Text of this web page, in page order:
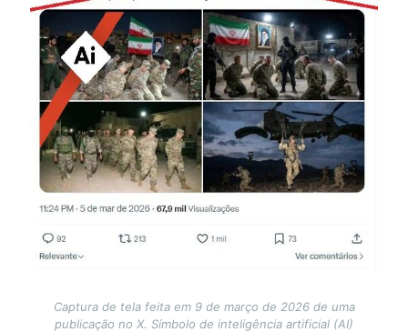
Captura de tela feita em 9 de março de 2026 de uma
publicação no X. Símbolo de inteligência artificial (AI)